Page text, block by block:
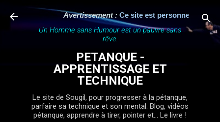
Accéder au contenu principal
Avertissement : Ce site est personnel,
Un Homme sans Humour est un pauvre sans
rêve.
PETANQUE -
APPRENTISSAGE ET
TECHNIQUE
Le site de Sougil, pour progresser à la pétanque,
parfaire sa technique et son mental. Blog, vidéos
pétanque, apprendre à tirer, pointer et... Le livre !